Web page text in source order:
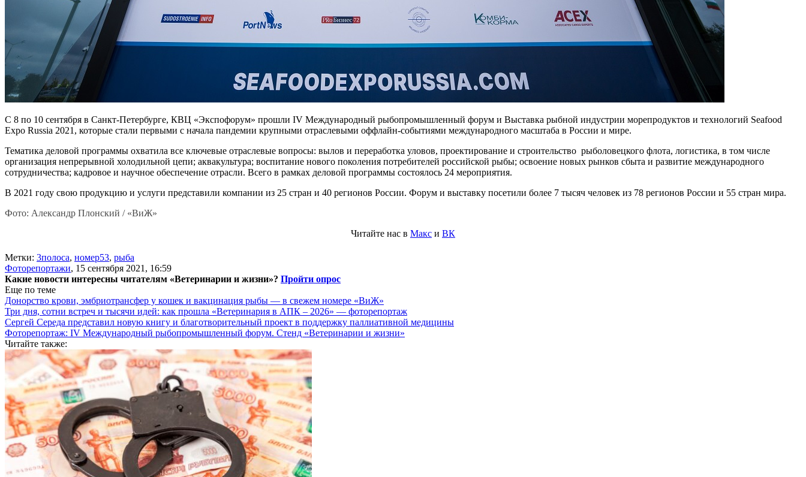
С 8 по 10 сентября в Санкт-Петербурге, КВЦ «Экспофорум» прошли IV Международный рыбопромышленный форум и Выставка рыбной индустрии морепродуктов и технологий Seafood
Expo Russia 2021, которые стали первыми с начала пандемии крупными отраслевыми оффлайн-событиями международного масштаба в России и мире.
Тематика деловой программы охватила все ключевые отраслевые вопросы: вылов и переработка уловов, проектирование и строительство рыболовецкого флота, логистика, в том числе
организация непрерывной холодильной цепи; аквакультура; воспитание нового поколения потребителей российской рыбы; освоение новых рынков сбыта и развитие международного
сотрудничества; кадровое и научное обеспечение отрасли. Всего в рамках деловой программы состоялось 24 мероприятия.
В 2021 году свою продукцию и услуги представили компании из 25 стран и 40 регионов России. Форум и выставку посетили более 7 тысяч человек из 78 регионов России и 55 стран мира.
Фото: Александр Плонский / «ВиЖ»
Читайте нас в Макс и ВК
Метки: 3полоса, номер53, рыба
Фоторепортажи, 15 сентября 2021, 16:59
Какие новости интересны читателям «Ветеринарии и жизни»? Пройти опрос
Еще по теме
Донорство крови, эмбриотрансфер у кошек и вакцинация рыбы — в свежем номере «ВиЖ»
Три дня, сотни встреч и тысячи идей: как прошла «Ветеринария в АПК – 2026» — фоторепортаж
Сергей Середа представил новую книгу и благотворительный проект в поддержку паллиативной медицины
Фоторепортаж: IV Международный рыбопромышленный форум. Стенд «Ветеринарии и жизни»
Читайте также: